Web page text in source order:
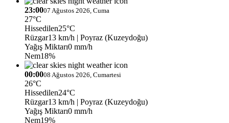
23:0007 Ağustos 2026, Cuma
27°C
Hissedilen25°C
Rüzgar13 km/h | Poyraz (Kuzeydoğu)
Yağış Miktarı0 mm/h
Nem18%
00:0008 Ağustos 2026, Cumartesi
26°C
Hissedilen24°C
Rüzgar13 km/h | Poyraz (Kuzeydoğu)
Yağış Miktarı0 mm/h
Nem19%